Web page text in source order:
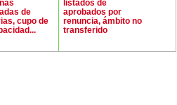
de
cupo de
listados de
aprobados por
renuncia, ámbito no
transferido